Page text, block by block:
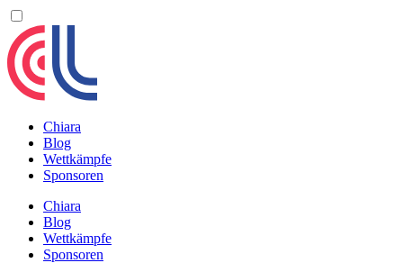
Chiara
Blog
Wettkämpfe
Sponsoren
Chiara
Blog
Wettkämpfe
Sponsoren